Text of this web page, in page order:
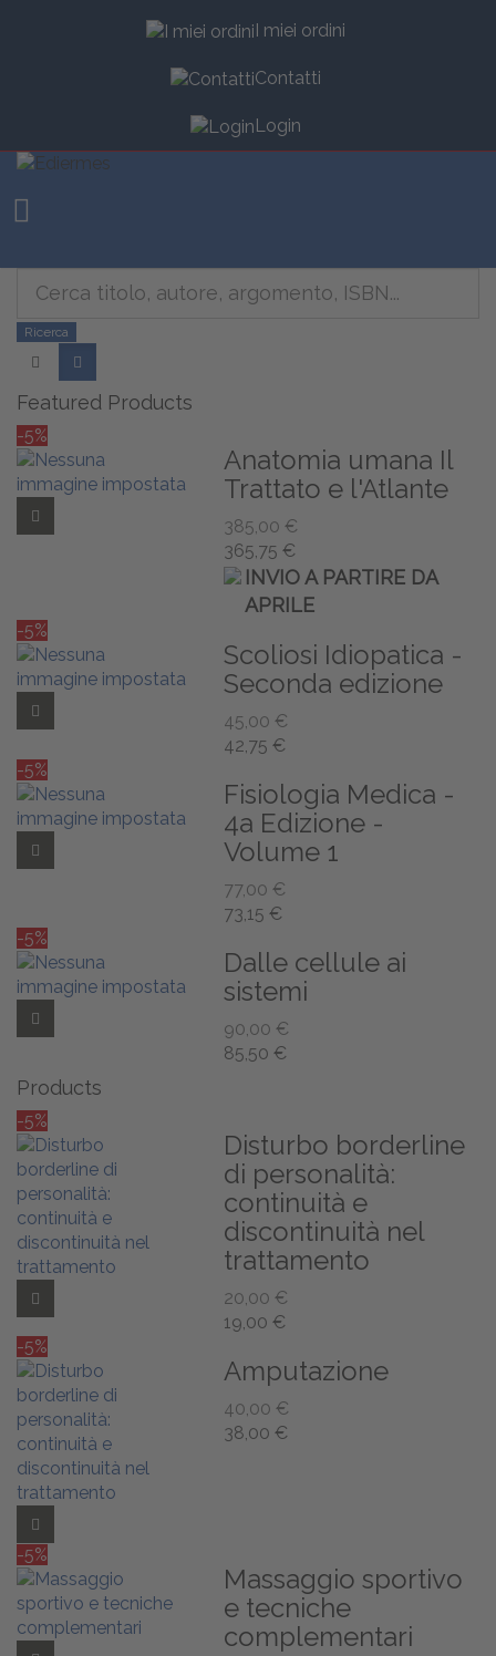
I miei ordini
Contatti
Login
Toggle menu
Ricerca
Featured Products
-5%
Anatomia umana Il
Trattato e l'Atlante
385,00 €
365,75 €
INVIO A PARTIRE DA
APRILE
-5%
Scoliosi Idiopatica -
Seconda edizione
45,00 €
42,75 €
-5%
Fisiologia Medica -
4a Edizione -
Volume 1
77,00 €
73,15 €
-5%
Dalle cellule ai
sistemi
90,00 €
85,50 €
Products
-5%
Disturbo borderline
di personalità:
continuità e
discontinuità nel
trattamento
20,00 €
19,00 €
-5%
Amputazione
40,00 €
38,00 €
-5%
Massaggio sportivo
e tecniche
complementari